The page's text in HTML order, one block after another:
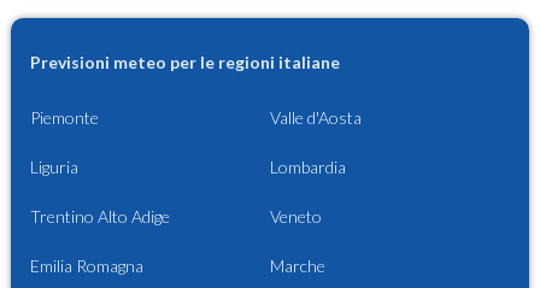
Previsioni meteo per le regioni italiane
Piemonte Valle d'Aosta
Liguria Lombardia
Trentino Alto Adige Veneto
Emilia Romagna Marche